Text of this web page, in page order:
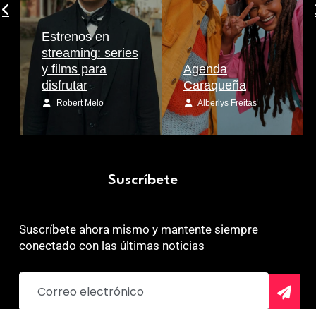
Estrenos en
streaming: series
y films para
disfrutar
Robert Melo
Agenda
Caraqueña
Alberlys Freitas
Suscríbete
Suscríbete ahora mismo y mantente siempre
conectado con las últimas noticias